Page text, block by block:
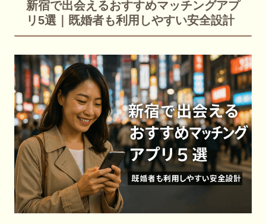
新宿で出会えるおすすめマッチングアプ
リ5選｜既婚者も利用しやすい安全設計